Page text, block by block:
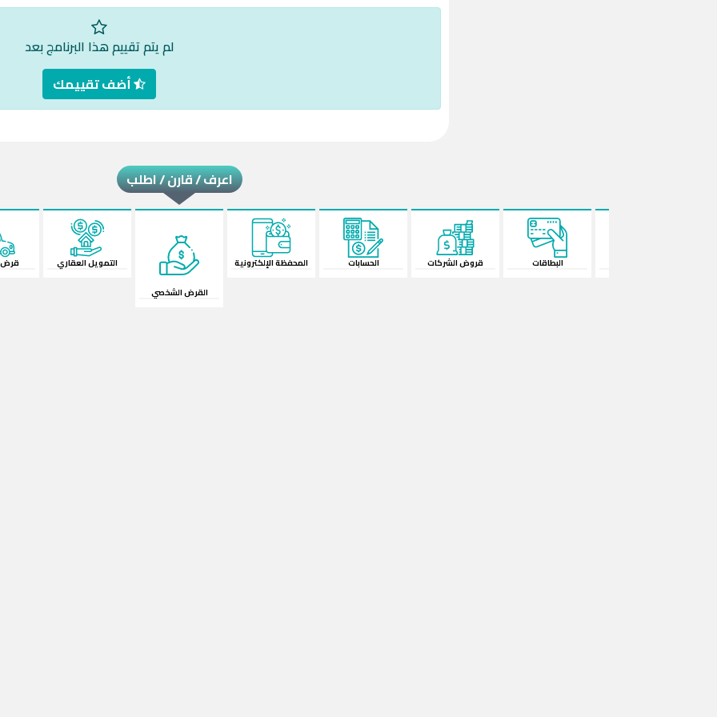
لم يتم تقييم هذا البرنامج بعد
أضف تقييمك
اعرف / قارن / اطلب
قروض الشركات الحسابات المحفظة الإلكترونية
القرض الشخصي
التمويل العقاري
قرض السيارة